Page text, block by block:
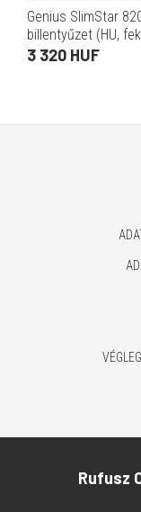
Genius SlimStar
billentyűzet (HU,
3 320 HUF
Rufusz